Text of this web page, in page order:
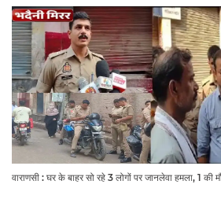
वाराणसी : घर के बाहर सो रहे 3 लोगों पर जानलेवा हमला, 1 की